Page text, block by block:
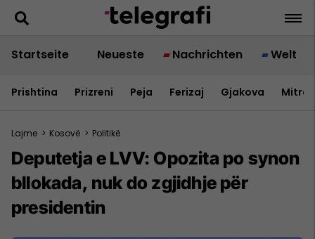
Startseite Neueste Nachrichten Welt
Prishtina Prizreni Peja Ferizaj Gjakova
Lajme > Kosovë > Politikë
Deputetja e LVV: Opozita po synon
bllokada, nuk do zgjidhje për
presidentin